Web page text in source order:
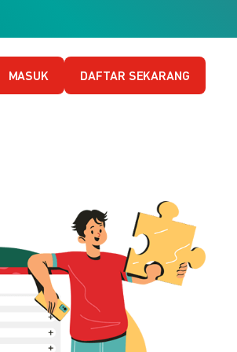
Indonesia)
MASUK DAFTAR SEKARANG